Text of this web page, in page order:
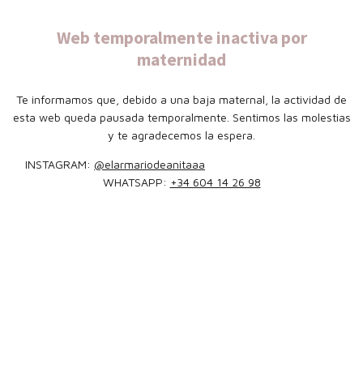
Web temporalmente inactiva por
maternidad
Te informamos que, debido a una baja maternal, la actividad de
esta web queda pausada temporalmente. Sentimos las molestias
y te agradecemos la espera.
INSTAGRAM: @elarmariodeanitaaa
WHATSAPP: +34 604 14 26 98